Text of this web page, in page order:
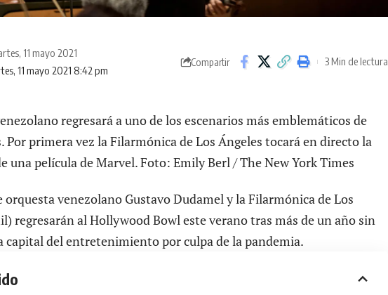
11 mayo 2021 8:42 pm
11 mayo 2021
Compartir 3 Min de lectura
regresará a uno de los escenarios más emblemáticos de
Por primera vez la Filarmónica de Los Ángeles tocará en directo la
una película de Marvel. Foto: Emily Berl / The New York Times
orquesta venezolano Gustavo Dudamel y la Filarmónica de Los
regresarán al Hollywood Bowl este verano tras más de un año sin
capital del entretenimiento por culpa de la pandemia.